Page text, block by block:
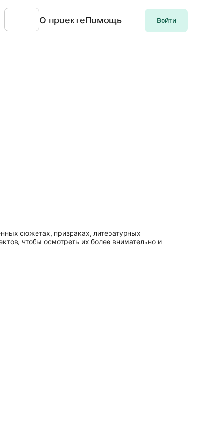
О проектеПомощь Войти
сюжетах, призраках, литературных
чтобы осмотреть их более внимательно и